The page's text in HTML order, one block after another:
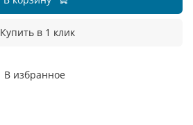
В избранное
Купить в 1 клик